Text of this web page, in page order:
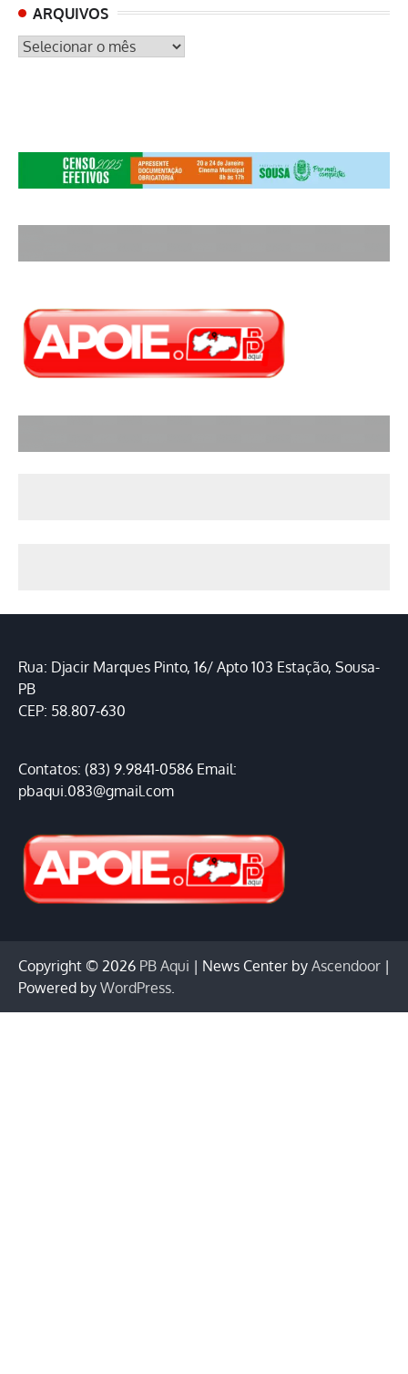
ARQUIVOS
ARQUIVOS
Rua: Djacir Marques Pinto, 16/ Apto 103 Estação, Sousa-
PB
CEP: 58.807-630
Contatos: (83) 9.9841-0586 Email:
pbaqui.083@gmail.com
Copyright © 2026 PB Aqui | News Center by Ascendoor |
Powered by WordPress